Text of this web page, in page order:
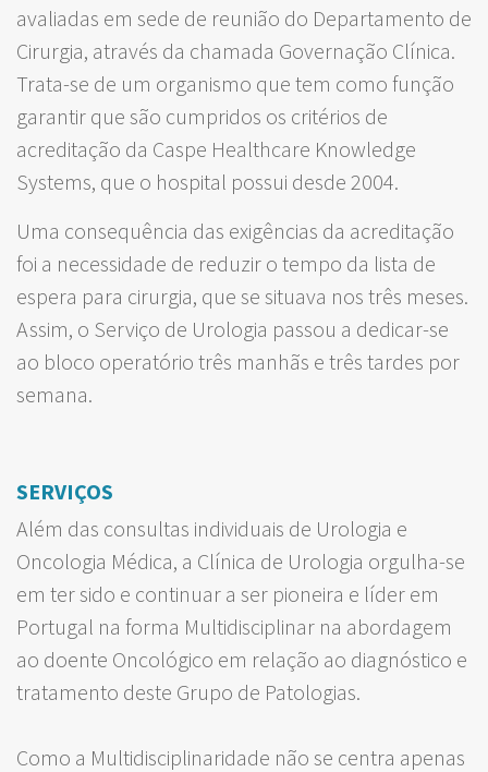
avaliadas em sede de reunião do Departamento de
Cirurgia, através da chamada Governação Clínica.
Trata-se de um organismo que tem como função
garantir que são cumpridos os critérios de
acreditação da Caspe Healthcare Knowledge
Systems, que o hospital possui desde 2004.
Uma consequência das exigências da acreditação
foi a necessidade de reduzir o tempo da lista de
espera para cirurgia, que se situava nos três meses.
Assim, o Serviço de Urologia passou a dedicar-se
ao bloco operatório três manhãs e três tardes por
semana.
SERVIÇOS
Além das consultas individuais de Urologia e
Oncologia Médica, a Clínica de Urologia orgulha-se
em ter sido e continuar a ser pioneira e líder em
Portugal na forma Multidisciplinar na abordagem
ao doente Oncológico em relação ao diagnóstico e
tratamento deste Grupo de Patologias.
Como a Multidisciplinaridade não se centra apenas